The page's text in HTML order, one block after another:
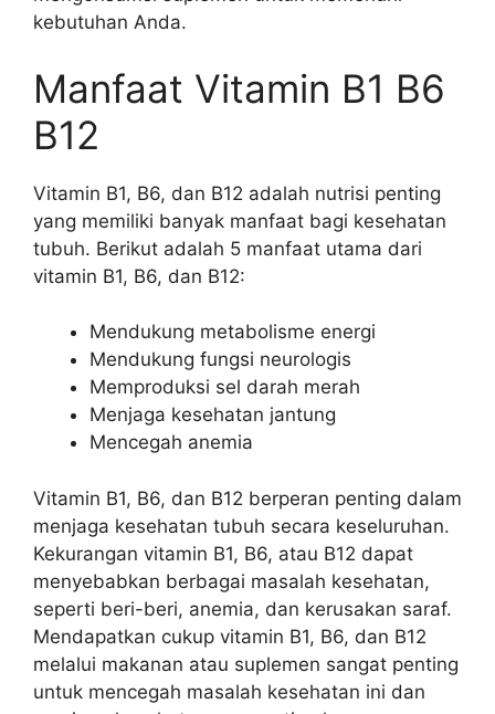
kebutuhan Anda.
Manfaat Vitamin B1 B6
B12
Vitamin B1, B6, dan B12 adalah nutrisi penting
yang memiliki banyak manfaat bagi kesehatan
tubuh. Berikut adalah 5 manfaat utama dari
vitamin B1, B6, dan B12:
Mendukung metabolisme energi
Mendukung fungsi neurologis
Memproduksi sel darah merah
Menjaga kesehatan jantung
Mencegah anemia
Vitamin B1, B6, dan B12 berperan penting dalam
menjaga kesehatan tubuh secara keseluruhan.
Kekurangan vitamin B1, B6, atau B12 dapat
menyebabkan berbagai masalah kesehatan,
seperti beri-beri, anemia, dan kerusakan saraf.
Mendapatkan cukup vitamin B1, B6, dan B12
melalui makanan atau suplemen sangat penting
untuk mencegah masalah kesehatan ini dan